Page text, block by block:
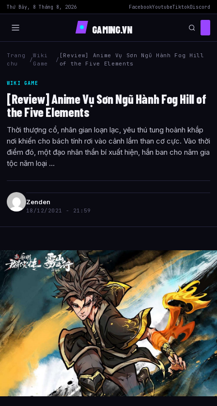
Thứ Bảy, 8 Tháng 8, 2026 FacebookYoutubeTiktokDiscord
GAMING.VN
Trang
chu
/
Wiki
Game
/
[Review] Anime Vụ Sơn Ngũ Hành Fog Hill
of the Five Elements
WIKI GAME
[Review] Anime Vụ Sơn Ngũ Hành Fog Hill of
the Five Elements
Thời thượng cổ, nhân gian loạn lạc, yêu thú tung hoành khắp
nơi khiến cho bách tính rơi vào cảnh lầm than cơ cực. Vào thời
điểm đó, một đạo nhân thần bí xuất hiện, hắn ban cho năm gia
tộc năm loại ...
Zenden
18/12/2021 - 21:59